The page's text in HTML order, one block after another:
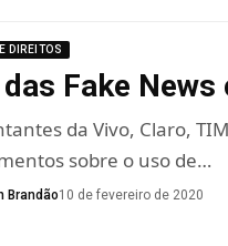
DIREITOS
Fake
da Vivo, Claro,
sobre o uso de…
Brandão10 de fevereiro de 2020